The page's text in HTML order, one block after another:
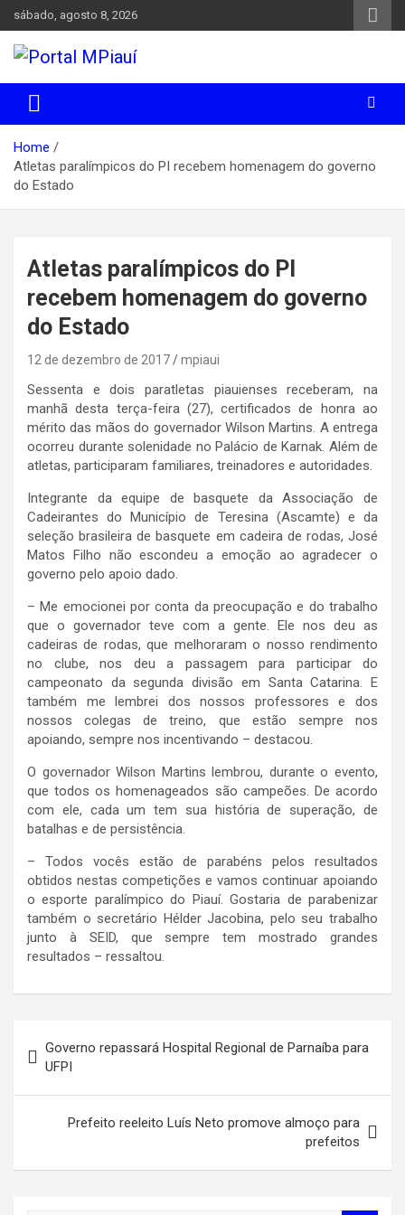
Skip
to
content
sábado, agosto 8, 2026
Portal MPiauí
Parnaíba
Home
Atletas paralímpicos do PI recebem homenagem do governo
do Estado
Atletas paralímpicos do PI
recebem homenagem do governo
do Estado
12 de dezembro de 2017 mpiaui
Sessenta e dois paratletas piauienses receberam, na
manhã desta terça-feira (27), certificados de honra ao
mérito das mãos do governador Wilson Martins. A entrega
ocorreu durante solenidade no Palácio de Karnak. Além de
atletas, participaram familiares, treinadores e autoridades.
Integrante da equipe de basquete da Associação de
Cadeirantes do Município de Teresina (Ascamte) e da
seleção brasileira de basquete em cadeira de rodas, José
Matos Filho não escondeu a emoção ao agradecer o
governo pelo apoio dado.
– Me emocionei por conta da preocupação e do trabalho
que o governador teve com a gente. Ele nos deu as
cadeiras de rodas, que melhoraram o nosso rendimento
no clube, nos deu a passagem para participar do
campeonato da segunda divisão em Santa Catarina. E
também me lembrei dos nossos professores e dos
nossos colegas de treino, que estão sempre nos
apoiando, sempre nos incentivando – destacou.
O governador Wilson Martins lembrou, durante o evento,
que todos os homenageados são campeões. De acordo
com ele, cada um tem sua história de superação, de
batalhas e de persistência.
– Todos vocês estão de parabéns pelos resultados
obtidos nestas competições e vamos continuar apoiando
o esporte paralímpico do Piauí. Gostaria de parabenizar
também o secretário Hélder Jacobina, pelo seu trabalho
junto à SEID, que sempre tem mostrado grandes
resultados – ressaltou.
de
Post
Governo repassará Hospital Regional de Parnaíba para
UFPI
Prefeito reeleito Luís Neto promove almoço para
prefeitos